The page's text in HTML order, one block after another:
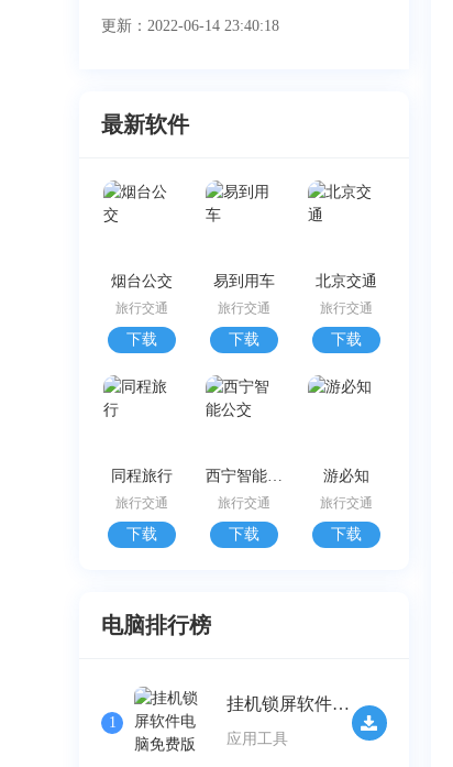
更新：2022-06-14 23:40:18
最新软件
烟台公交
旅行交通
下载
易到用车
旅行交通
下载
北京交通
旅行交通
下载
同程旅行
旅行交通
下载
西宁智能公交
旅行交通
下载
游必知
旅行交通
下载
电脑排行榜
1
挂机锁屏软件电脑免费版 v2.32
应用工具